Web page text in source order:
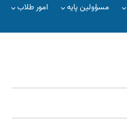
مسؤولین پایه امور طلاب